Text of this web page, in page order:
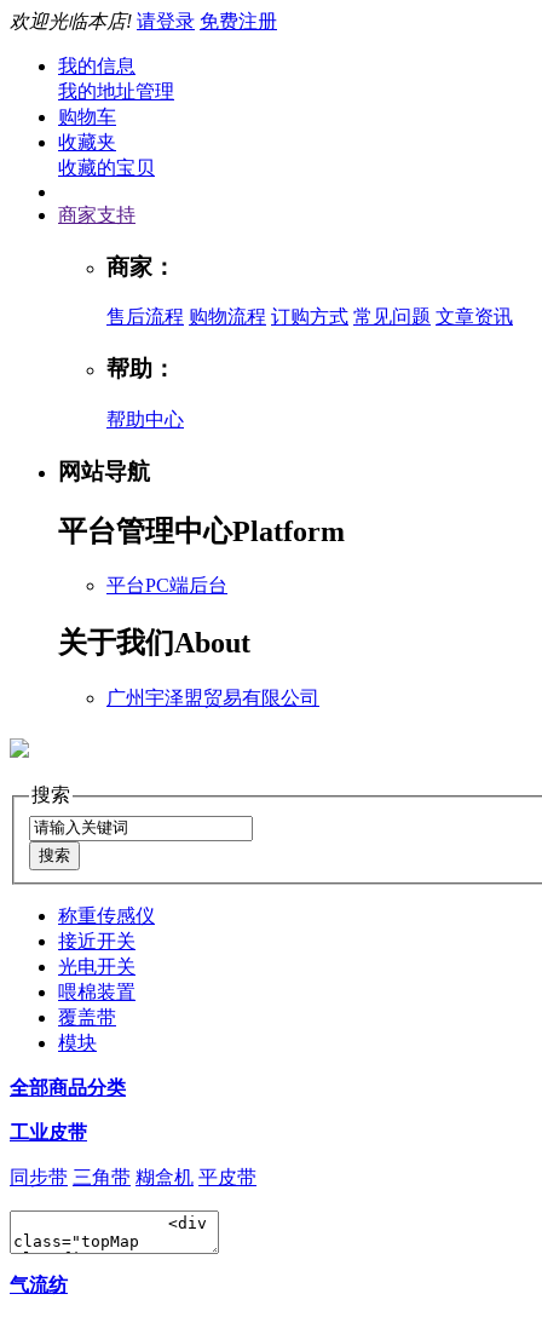
欢迎光临本店! 请登录 免费注册
我的信息
我的地址管理
购物车
收藏夹
收藏的宝贝
商家支持
商家：
售后流程 购物流程 订购方式 常见问题 文章资讯
帮助：
帮助中心
网站导航
平台管理中心Platform
平台PC端后台
关于我们About
广州宇泽盟贸易有限公司
搜索
称重传感仪
接近开关
光电开关
喂棉装置
覆盖带
模块
全部商品分类
工业皮带
同步带 三角带 糊盒机 平皮带
气流纺